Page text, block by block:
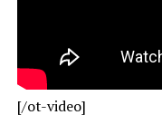
[/ot-video]